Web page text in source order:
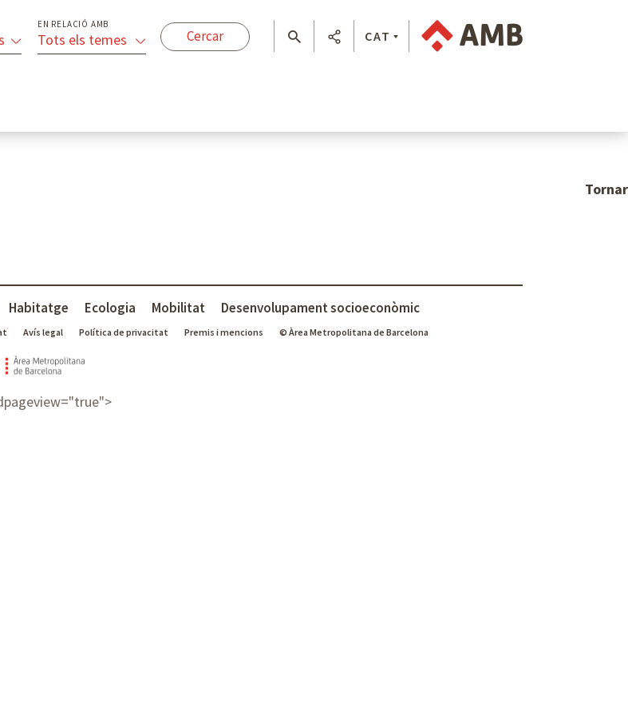
EN RELACIÓ AMB
Tots els temes CAT
Tornar
Habitatge Ecologia Mobilitat Desenvolupament socioeconòmic
Avís legal Política de privacitat Premis i mencions © Àrea Metropolitana de Barcelona